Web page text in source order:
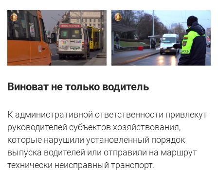
Виноват не только водитель
К административной ответственности привлекут
руководителей субъектов хозяйствования,
которые нарушили установленный порядок
выпуска водителей или отправили на маршрут
технически неисправный транспорт.